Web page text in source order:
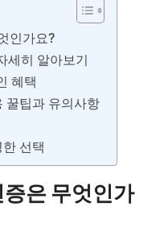
인가요?
세히 알아보기
혜택
꿀팁과 유의사항
선택
은 무엇인가